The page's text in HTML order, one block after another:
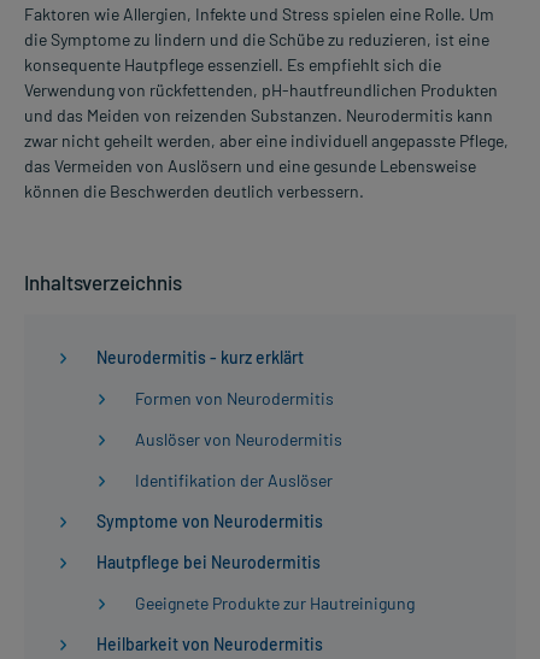
Faktoren wie Allergien, Infekte und Stress spielen eine Rolle. Um
die Symptome zu lindern und die Schübe zu reduzieren, ist eine
konsequente Hautpflege essenziell. Es empfiehlt sich die
Verwendung von rückfettenden, pH-hautfreundlichen Produkten
und das Meiden von reizenden Substanzen. Neurodermitis kann
zwar nicht geheilt werden, aber eine individuell angepasste Pflege,
das Vermeiden von Auslösern und eine gesunde Lebensweise
können die Beschwerden deutlich verbessern.
Inhaltsverzeichnis
Neurodermitis - kurz erklärt
Formen von Neurodermitis
Auslöser von Neurodermitis
Identifikation der Auslöser
Symptome von Neurodermitis
Hautpflege bei Neurodermitis
Geeignete Produkte zur Hautreinigung
Heilbarkeit von Neurodermitis